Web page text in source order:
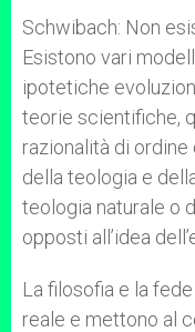
Schwibach: Non
Esistono vari
ipotetiche
teorie scientifiche,
razionalità di
della teologia e
teologia naturale o
opposti all’idea
La filosofia e la
reale e mettono al